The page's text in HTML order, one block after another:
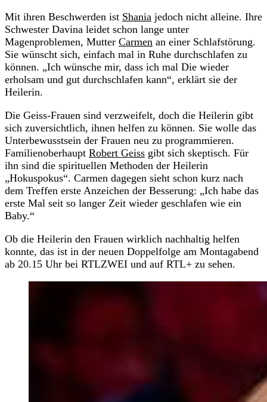
Mit ihren Beschwerden ist Shania jedoch nicht alleine. Ihre
Schwester Davina leidet schon lange unter
Magenproblemen, Mutter Carmen an einer Schlafstörung.
Sie wünscht sich, einfach mal in Ruhe durchschlafen zu
können. „Ich wünsche mir, dass ich mal Die wieder
erholsam und gut durchschlafen kann“, erklärt sie der
Heilerin.
Die Geiss-Frauen sind verzweifelt, doch die Heilerin gibt
sich zuversichtlich, ihnen helfen zu können. Sie wolle das
Unterbewusstsein der Frauen neu zu programmieren.
Familienoberhaupt Robert Geiss gibt sich skeptisch. Für
ihn sind die spirituellen Methoden der Heilerin
„Hokuspokus“. Carmen dagegen sieht schon kurz nach
dem Treffen erste Anzeichen der Besserung: „Ich habe das
erste Mal seit so langer Zeit wieder geschlafen wie ein
Baby.“
Ob die Heilerin den Frauen wirklich nachhaltig helfen
konnte, das ist in der neuen Doppelfolge am Montagabend
ab 20.15 Uhr bei RTLZWEI und auf RTL+ zu sehen.